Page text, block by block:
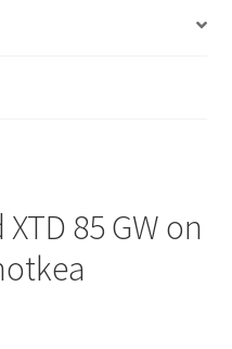
85 GW on